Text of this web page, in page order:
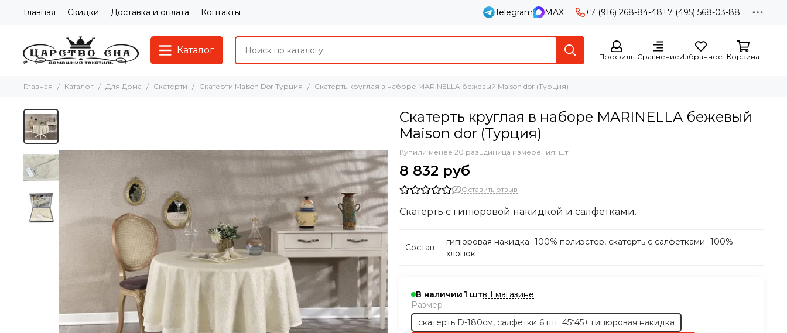
Главная Скидки Доставка и оплата Контакты Telegram MAX +7 (916) 268-84-48+7 (495) 568-03-88
Каталог
Профиль СравнениеИзбранное Корзина
Главная Каталог Для Дома Скатерти Скатерти Maison Dor Турция Скатерть круглая в наборе MARINELLA бежевый Maison dor (Турция)
Скатерть круглая в наборе MARINELLA бежевый
Maison dor (Турция)
Купили менее 20 разЕдиница измерения: шт
8 832 руб
Оставить отзыв
Скатерть с гипюровой накидкой и салфетками.
Состав
гипюровая накидка- 100% полиэстер, скатерть с салфетками- 100%
хлопок
В наличии 1
в 1 магазине
Размер
скатерть D-180см, салфетки 6 шт. 45*45+ гипюровая накидка